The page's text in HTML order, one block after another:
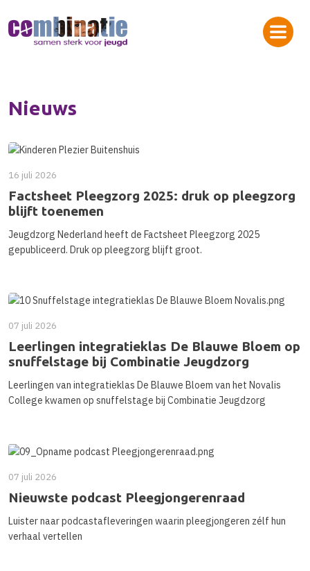
Nieuws
Factsheet Pleegzorg 2025: druk op pleegzorg
blijft toenemen
16 juli 2026
Jeugdzorg Nederland heeft de Factsheet Pleegzorg 2025
gepubliceerd. Druk op pleegzorg blijft groot.
Leerlingen integratieklas De Blauwe Bloem op
snuffelstage bij Combinatie Jeugdzorg
07 juli 2026
Leerlingen van integratieklas De Blauwe Bloem van het Novalis
College kwamen op snuffelstage bij Combinatie Jeugdzorg
Nieuwste podcast Pleegjongerenraad
07 juli 2026
Luister naar podcastafleveringen waarin pleegjongeren zélf hun
verhaal vertellen